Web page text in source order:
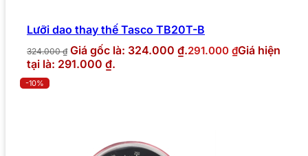
Lưỡi dao thay thế Tasco TB20T-B
324.000₫ Giá gốc là: 324.000 ₫.291.000 ₫Giá hiện
tại là: 291.000 ₫.
-10%